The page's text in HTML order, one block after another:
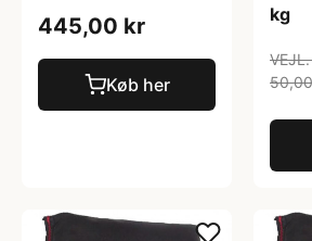
445,00 kr
Køb her
kg